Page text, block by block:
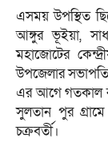
এসময় উপস্থিত
আঙ্গুর ভূইয়া,
মহাজোটের
উপজেলার সভাপতি
এর আগে গতকাল
সুলতান পুর
চক্রবর্তী।